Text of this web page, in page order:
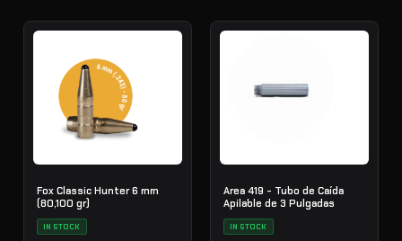
Fox Classic Hunter 6 mm
(80,100 gr)
IN STOCK
Area 419 - Tubo de Caída
Apilable de 3 Pulgadas
IN STOCK